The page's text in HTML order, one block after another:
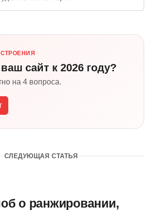
сайт к 2026 году?
на 4 вопроса.
СЛЕДУЮЩАЯ СТАТЬЯ
о ранжировании,